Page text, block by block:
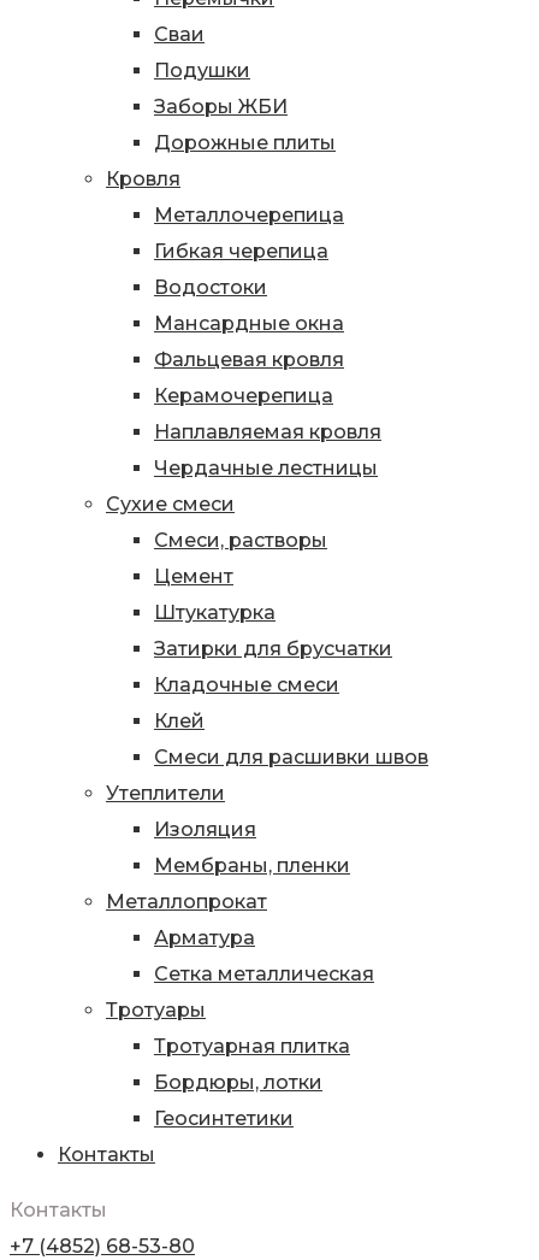
Сваи
Подушки
Заборы ЖБИ
Дорожные плиты
Кровля
Металлочерепица
Гибкая черепица
Водостоки
Мансардные окна
Фальцевая кровля
Керамочерепица
Наплавляемая кровля
Чердачные лестницы
Сухие смеси
Смеси, растворы
Цемент
Штукатурка
Затирки для брусчатки
Кладочные смеси
Клей
Смеси для расшивки швов
Утеплители
Изоляция
Мембраны, пленки
Металлопрокат
Арматура
Сетка металлическая
Тротуары
Тротуарная плитка
Бордюры, лотки
Геосинтетики
Контакты
Контакты
+7 (4852) 68-53-80